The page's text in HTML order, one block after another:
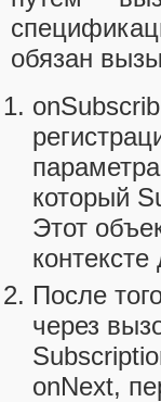
обязан
который
Этот
После
через
onNext,